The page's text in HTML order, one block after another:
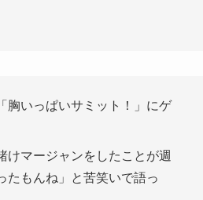
胸いっぱいサミット！」にゲ
けマージャンをしたことが週
たもんね」と苦笑いで語っ